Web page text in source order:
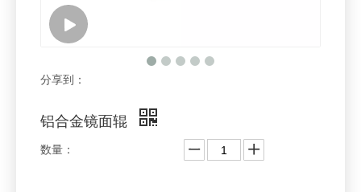
分享到：
铝合金镜面辊
数量：